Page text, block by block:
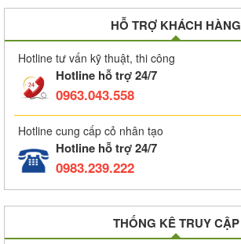
HỖ TRỢ KHÁCH HÀNG
Hotline tư vấn kỹ thuật, thi công
Hotline hỗ trợ 24/7
0963.043.558
Hotline cung cấp cỏ nhân tạo
Hotline hỗ trợ 24/7
0983.239.222
THỐNG KÊ TRUY CẬP